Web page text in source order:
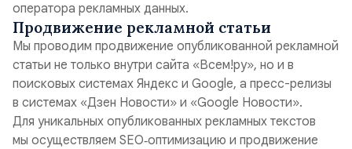
оператора рекламных данных.
Продвижение рекламной статьи
Мы проводим продвижение опубликованной рекламной
статьи не только внутри сайта «Всем!ру», но и в
поисковых системах Яндекс и Google, а пресс-релизы
в системах «Дзен Новости» и «Google Новости».
Для уникальных опубликованных рекламных текстов
мы осуществляем SEO‑оптимизацию и продвижение